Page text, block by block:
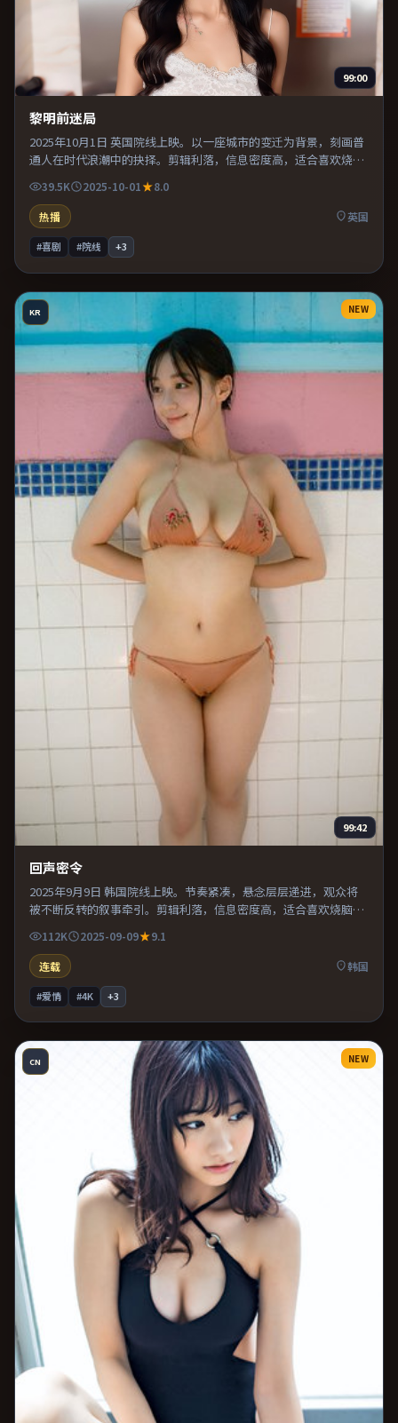
99:00
黎明前迷局
2025年10月1日 英国院线上映。以一座城市的变迁为背景，刻画普
通人在时代浪潮中的抉择。剪辑利落，信息密度高，适合喜欢烧脑
与推理的观众。既有类型片爽感，也保留作者表达，口碑潜力不
俗。
39.5K 2025-10-01
8.0
热播
英国
#喜剧 #院线 +3
KR NEW
99:42
回声密令
2025年9月9日 韩国院线上映。节奏紧凑，悬念层层递进，观众将
被不断反转的叙事牵引。剪辑利落，信息密度高，适合喜欢烧脑与
推理的观众。推荐给偏爱群像戏与命运母题的影迷。
112K 2025-09-09
9.1
连载
韩国
#爱情 #4K +3
CN NEW